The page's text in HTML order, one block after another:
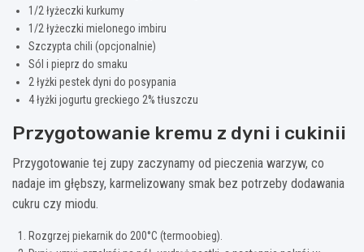
1/2 łyżeczki kurkumy
1/2 łyżeczki mielonego imbiru
Szczypta chili (opcjonalnie)
Sól i pieprz do smaku
2 łyżki pestek dyni do posypania
4 łyżki jogurtu greckiego 2% tłuszczu
Przygotowanie kremu z dyni i cukinii
Przygotowanie tej zupy zaczynamy od pieczenia warzyw, co
nadaje im głębszy, karmelizowany smak bez potrzeby dodawania
cukru czy miodu.
Rozgrzej piekarnik do 200°C (termoobieg).